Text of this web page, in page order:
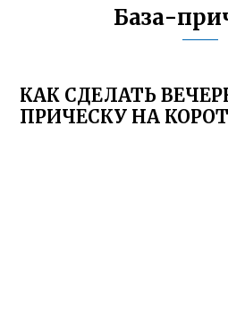
База-
КАК СДЕЛАТЬ
ПРИЧЕСКУ НА